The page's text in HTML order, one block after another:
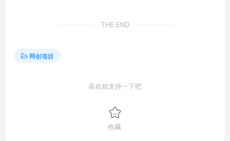
THE END
网创项目
喜欢就支持一下吧
收藏